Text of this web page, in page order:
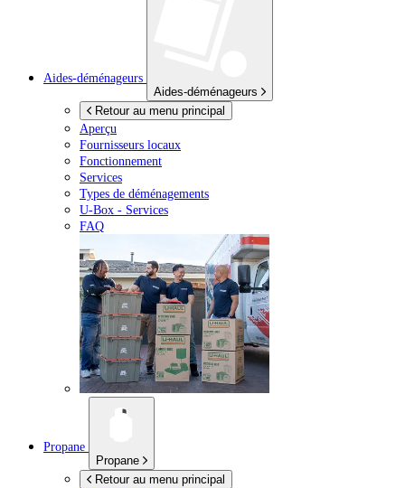
Aides-déménageurs
Aides-déménageurs
Retour au menu principal
Aperçu
Fournisseurs locaux
Fonctionnement
Services
Types de déménagements
U-Box - Services
FAQ
Propane
Propane
Retour au menu principal